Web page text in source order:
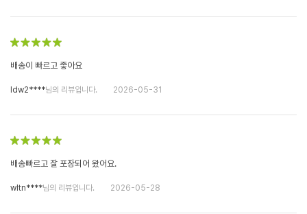
배송이 빠르고 좋아요
ldw2****님의 리뷰입니다. 2026-05-31
배송빠르고 잘 포장되어 왔어요.
wltn****님의 리뷰입니다. 2026-05-28